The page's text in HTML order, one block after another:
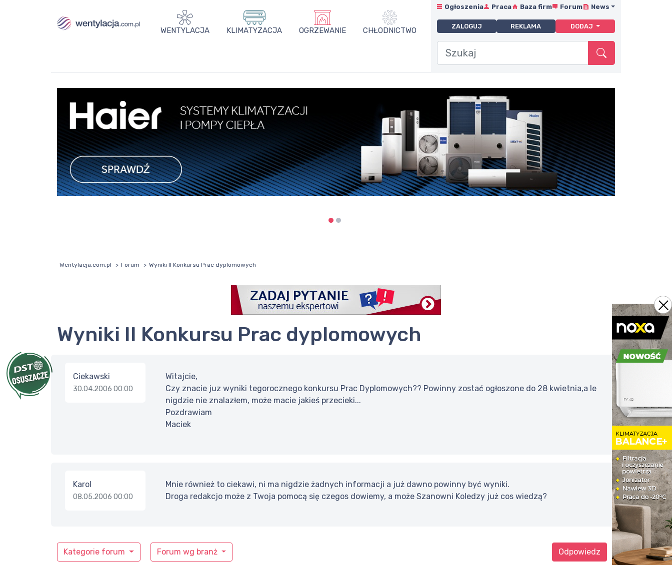
WENTYLACJA KLIMATYZACJA OGRZEWANIE CHŁODNICTWO
Ogłoszenia Praca Baza firm Forum News
ZALOGUJ REKLAMA DODAJ
Wentylacja.com.pl Forum Wyniki II Konkursu Prac dyplomowych
Wyniki II Konkursu Prac dyplomowych
Ciekawski
30.04.2006 00:00
Witajcie,
Czy znacie juz wyniki tegorocznego konkursu Prac Dyplomowych?? Powinny zostać ogłoszone do 28 kwietnia,a le
nigdzie nie znalazłem, może macie jakieś przecieki...
Pozdrawiam
Maciek
Karol
08.05.2006 00:00
Mnie również to ciekawi, ni ma nigdzie żadnych informacji a już dawno powinny być wyniki.
Droga redakcjo może z Twoja pomocą się czegos dowiemy, a może Szanowni Koledzy już cos wiedzą?
Kategorie forum Forum wg branż Odpowiedz